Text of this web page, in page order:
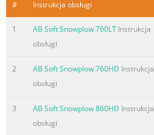
# Instrukcja obsługi
1 AB Soft Snowplow 760LT Instrukcja
obsługi
2 AB Soft Snowplow 760HD Instrukcja
obsługi
3 AB Soft Snowplow 860HD Instrukcja
obsługi